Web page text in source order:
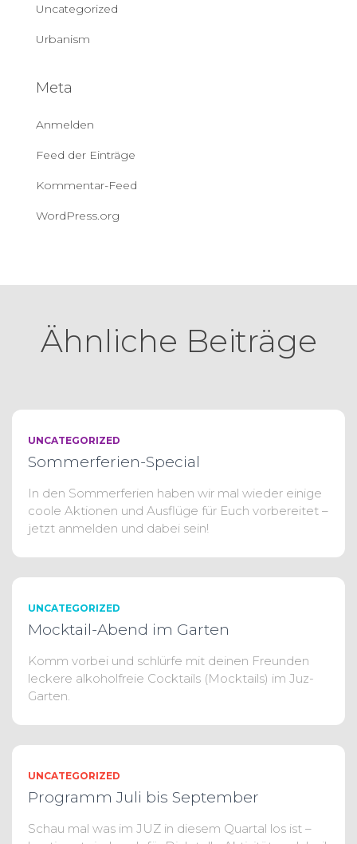
Uncategorized
Urbanism
Meta
Anmelden
Feed der Einträge
Kommentar-Feed
WordPress.org
Ähnliche Beiträge
UNCATEGORIZED
Sommerferien-Special
In den Sommerferien haben wir mal wieder einige
coole Aktionen und Ausflüge für Euch vorbereitet –
jetzt anmelden und dabei sein!
UNCATEGORIZED
Mocktail-Abend im Garten
Komm vorbei und schlürfe mit deinen Freunden
leckere alkoholfreie Cocktails (Mocktails) im Juz-
Garten.
UNCATEGORIZED
Programm Juli bis September
Schau mal was im JUZ in diesem Quartal los ist –